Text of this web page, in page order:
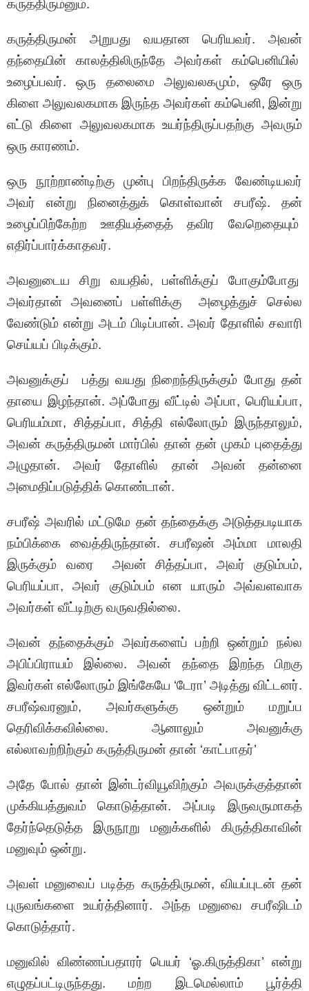
கருத்திருமனும்.
கருத்திருமன் அறுபது வயதான பெரியவர். அவன்
தந்தையின் காலத்திலிருந்தே அவர்கள் கம்பெனியில்
உழைப்பவர். ஒரு தலைமை அலுவலகமும், ஒரே ஒரு
கிளை அலுவலகமாக இருந்த அவர்கள் கம்பெனி, இன்று
எட்டு கிளை அலுவலகமாக உயர்ந்திருப்பதற்கு அவரும்
ஒரு காரணம்.
ஒரு நூற்றாண்டிற்கு முன்பு பிறந்திருக்க வேண்டியவர்
அவர் என்று நினைத்துக் கொள்வான் சபரீஷ். தன்
உழைப்பிற்கேற்ற ஊதியத்தைத் தவிர வேறெதையும்
எதிர்ப்பார்க்காதவர்.
அவனுடைய சிறு வயதில், பள்ளிக்குப் போகும்போது
அவர்தான் அவனைப் பள்ளிக்கு அழைத்துச் செல்ல
வேண்டும் என்று அடம் பிடிப்பான். அவர் தோளில் சவாரி
செய்யப் பிடிக்கும்.
அவனுக்குப் பத்து வயது நிறைந்திருக்கும் போது தன்
தாயை இழந்தான். அப்போது வீட்டில் அப்பா, பெரியப்பா,
பெரியம்மா, சித்தப்பா, சித்தி எல்லோரும் இருந்தாலும்,
அவன் கருத்திருமன் மார்பில் தான் தன் முகம் புதைத்து
அழுதான். அவர் தோளில் தான் அவன் தன்னை
அமைதிப்படுத்திக் கொண்டான்.
சபரீஷ் அவரில் மட்டுமே தன் தந்தைக்கு அடுத்தபடியாக
நம்பிக்கை வைத்திருந்தான். சபரீஷன் அம்மா மாலதி
இருக்கும் வரை அவன் சித்தப்பா, அவர் குடும்பம்,
பெரியப்பா, அவர் குடும்பம் என யாரும் அவ்வளவாக
அவர்கள் வீட்டிற்கு வருவதில்லை.
அவன் தந்தைக்கும் அவர்களைப் பற்றி ஒன்றும் நல்ல
அபிப்பிராயம் இல்லை. அவன் தந்தை இறந்த பிறகு
இவர்கள் எல்லோரும் இங்கேயே ‘டேரா’ அடித்து விட்டனர்.
சபரீஷ்வரனும், அவர்களுக்கு ஒன்றும் மறுப்ப
தெரிவிக்கவில்லை. ஆனாலும் அவனுக்கு
எல்லாவற்றிற்கும் கருத்திருமன் தான் ‘காட்பாதர்’
அதே போல் தான் இன்டர்வியூவிற்கும் அவருக்குத்தான்
முக்கியத்துவம் கொடுத்தான். அப்படி இருவருமாகத்
தேர்ந்தெடுத்த இருநூறு மனுக்களில் கிருத்திகாவின்
மனுவும் ஒன்று.
அவள் மனுவைப் படித்த கருத்திருமன், வியப்புடன் தன்
புருவங்களை உயர்த்தினார். அந்த மனுவை சபரீஷிடம்
கொடுத்தார்.
மனுவில் விண்ணப்பதாரர் பெயர் ‘ஓ.கிருத்திகா’ என்று
எழுதப்பட்டிருந்தது. மற்ற இடமெல்லாம் பூர்த்தி